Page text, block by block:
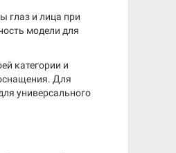
глаз и лица при
модели для
категории и
Для
универсального